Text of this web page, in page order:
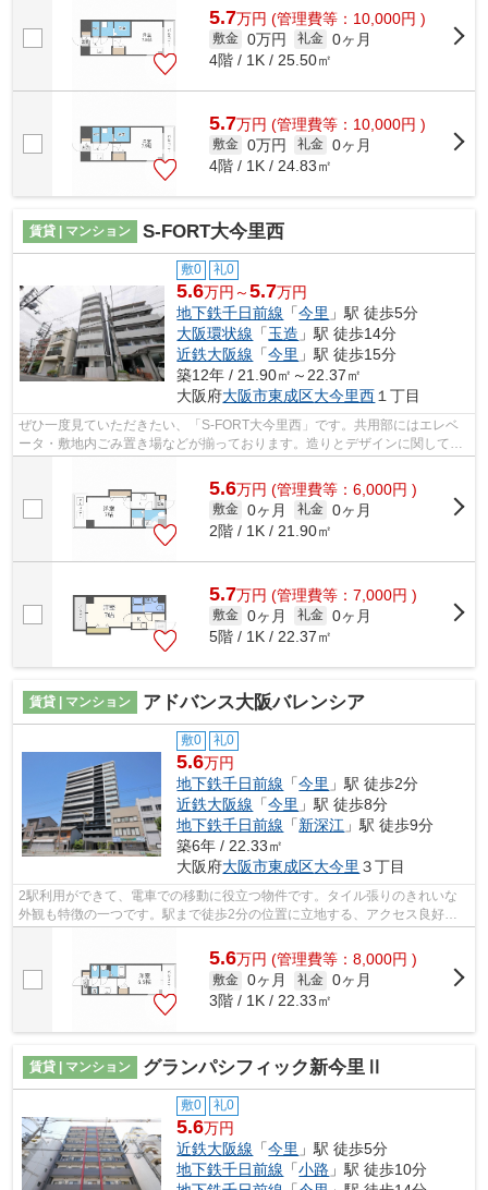
5.7万円 (管理費等：10,000円 )
敷金 0万円 礼金 0ヶ月
4階 / 1K / 25.50㎡
5.7万円 (管理費等：10,000円 )
敷金 0万円 礼金 0ヶ月
4階 / 1K / 24.83㎡
賃貸 | マンション S-FORT大今里西
敷0 礼0
5.6万円～5.7万円
地下鉄千日前線 「今里 」駅 徒歩5分
大阪環状線 「玉造 」駅 徒歩14分
近鉄大阪線 「今里 」駅 徒歩15分
築12年 / 21.90㎡～22.37㎡
大阪府大阪市東成区大今里西 １丁目
ぜひ一度見ていただきたい、「S-FORT大今里西」です。共用部にはエレベ
ータ・敷地内ごみ置き場などが揃っております。造りとデザインに関して、
5.6万円 (管理費等：6,000円 )
敷金 0ヶ月 礼金 0ヶ月
2階 / 1K / 21.90㎡
5.7万円 (管理費等：7,000円 )
敷金 0ヶ月 礼金 0ヶ月
5階 / 1K / 22.37㎡
賃貸 | マンション アドバンス大阪バレンシア
敷0 礼0
5.6万円
地下鉄千日前線 「今里 」駅 徒歩2分
近鉄大阪線 「今里 」駅 徒歩8分
地下鉄千日前線 「新深江 」駅 徒歩9分
築6年 / 22.33㎡
大阪府大阪市東成区大今里 ３丁目
2駅利用ができて、電車での移動に役立つ物件です。タイル張りのきれいな
外観も特徴の一つです。駅まで徒歩2分の位置に立地する、アクセス良好な
物件です。きれいな外装・内装がポイン...
5.6万円 (管理費等：8,000円 )
敷金 0ヶ月 礼金 0ヶ月
3階 / 1K / 22.33㎡
賃貸 | マンション グランパシフィック新今里Ⅱ
敷0 礼0
5.6万円
近鉄大阪線 「今里 」駅 徒歩5分
地下鉄千日前線 「小路 」駅 徒歩10分